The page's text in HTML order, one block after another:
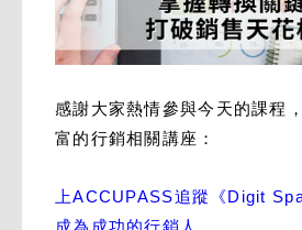
感謝大家熱情參與今天的課程
富的行銷相關講座：
上ACCUPASS追蹤《Digit